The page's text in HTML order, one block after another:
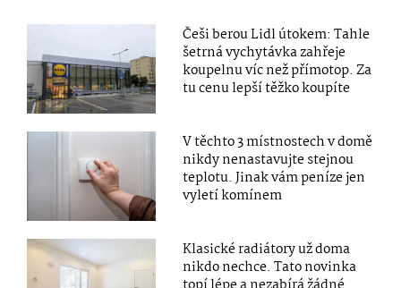
Češi berou Lidl útokem: Tahle
šetrná vychytávka zahřeje
koupelnu víc než přímotop. Za
tu cenu lepší těžko koupíte
V těchto 3 místnostech v domě
nikdy nenastavujte stejnou
teplotu. Jinak vám peníze jen
vyletí komínem
Klasické radiátory už doma
nikdo nechce. Tato novinka